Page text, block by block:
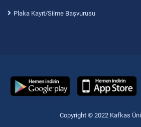
Plaka Kayıt/Silme Başvurusu
Copyright © 2022 Kafkas